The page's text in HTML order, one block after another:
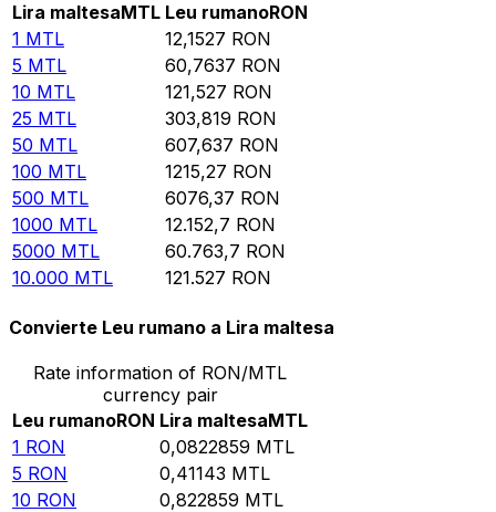
Lira maltesaMTL Leu rumanoRON
1 MTL 12,1527 RON
5 MTL 60,7637 RON
10 MTL 121,527 RON
25 MTL 303,819 RON
50 MTL 607,637 RON
100 MTL 1215,27 RON
500 MTL 6076,37 RON
1000 MTL 12.152,7 RON
5000 MTL 60.763,7 RON
10.000 MTL 121.527 RON
Convierte Leu rumano a Lira maltesa
Rate information of RON/MTL
currency pair
Leu rumanoRON Lira maltesaMTL
1 RON 0,0822859 MTL
5 RON 0,41143 MTL
10 RON 0,822859 MTL